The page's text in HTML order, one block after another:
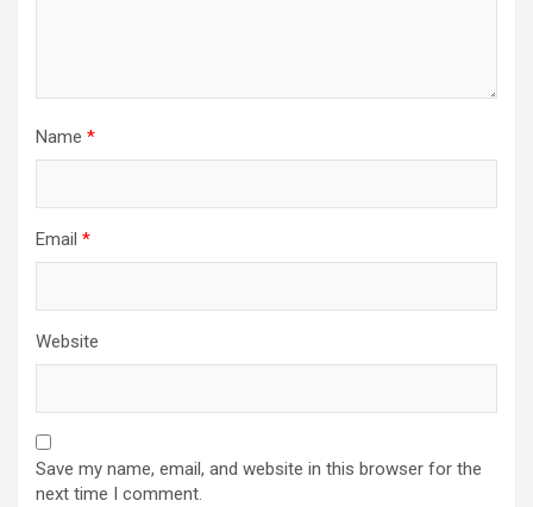
Name *
Email *
Website
Save my name, email, and website in this browser for the
next time I comment.